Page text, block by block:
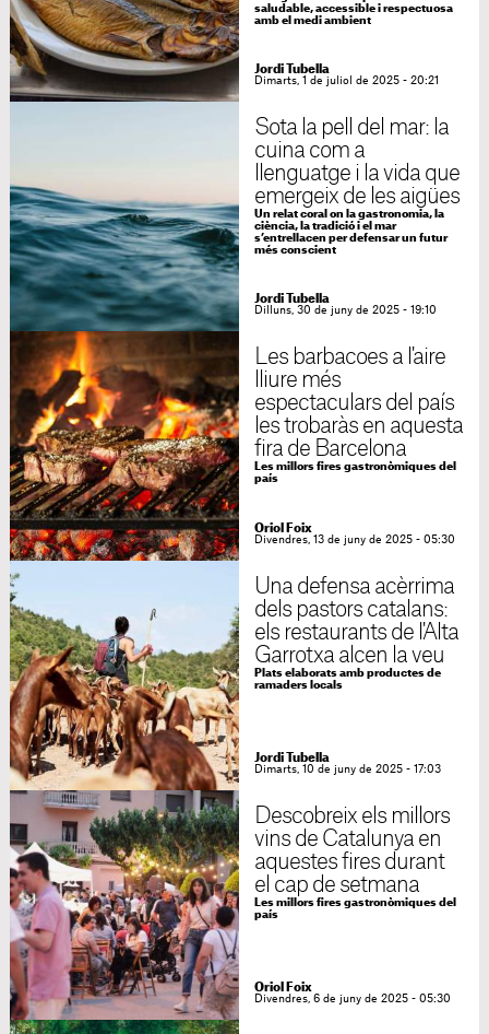
saludable, accessible i respectuosa
amb el medi ambient
Jordi Tubella
Dimarts, 1 de juliol de 2025 - 20:21
Sota la pell del mar: la
cuina com a
llenguatge i la vida que
emergeix de les aigües
Un relat coral on la gastronomia, la
ciència, la tradició i el mar
s’entrellacen per defensar un futur
més conscient
Jordi Tubella
Dilluns, 30 de juny de 2025 - 19:10
Les barbacoes a l'aire
lliure més
espectaculars del país
les trobaràs en aquesta
fira de Barcelona
Les millors fires gastronòmiques del
país
Oriol Foix
Divendres, 13 de juny de 2025 - 05:30
Una defensa acèrrima
dels pastors catalans:
els restaurants de l'Alta
Garrotxa alcen la veu
Plats elaborats amb productes de
ramaders locals
Jordi Tubella
Dimarts, 10 de juny de 2025 - 17:03
Descobreix els millors
vins de Catalunya en
aquestes fires durant
el cap de setmana
Les millors fires gastronòmiques del
país
Oriol Foix
Divendres, 6 de juny de 2025 - 05:30